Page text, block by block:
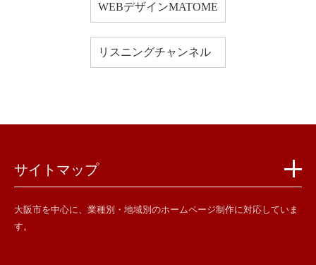
WEBデザインMATOME
リスニングチャンネル
サイトマップ
大阪市を中心に、業種別・地域別のホームページ制作に対応していま
す。